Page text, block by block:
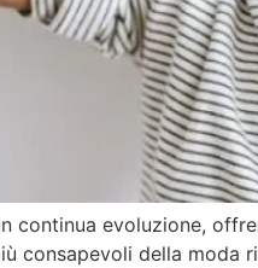
continua evoluzione,
consapevoli della moda